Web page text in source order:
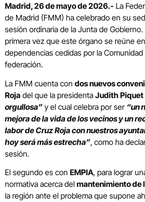
Madrid, 26 de mayo de 2026.- La
de Madrid (FMM) ha celebrado en su
sesión ordinaria de la Junta de Gobierno.
primera vez que este órgano se reúne
dependencias cedidas por la
federación.
La FMM cuenta con dos nuevos
Roja del que la presidenta Judith Piquet
orgullosa” y el cual celebra por ser “un
mejora de la vida de los vecinos y un
labor de Cruz Roja con nuestros
hoy será más estrecha”, como ha
sesión.
El segundo es con EMPIA, para lograr
normativa acerca del mantenimiento de
la región ante el problema que supone